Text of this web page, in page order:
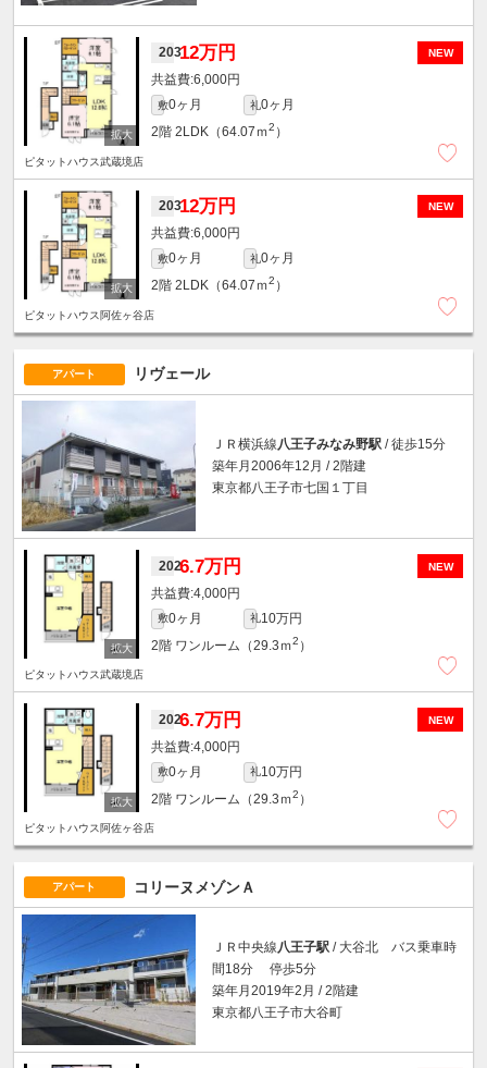
NEW
20312万円
6,000円
敷0ヶ月 礼0ヶ月
2階 2LDK（64.07ｍ2 ）
ピタットハウス武蔵境店
NEW
20312万円
6,000円
敷0ヶ月 礼0ヶ月
2階 2LDK（64.07ｍ2 ）
ピタットハウス阿佐ヶ谷店
アパート リヴェール
ＪＲ横浜線八王子みなみ野駅 / 徒歩15分
築年月2006年12月 / 2階建
東京都八王子市七国１丁目
NEW
2026.7万円
4,000円
敷0ヶ月 礼10万円
2階 ワンルーム（29.3ｍ2 ）
ピタットハウス武蔵境店
NEW
2026.7万円
4,000円
敷0ヶ月 礼10万円
2階 ワンルーム（29.3ｍ2 ）
ピタットハウス阿佐ヶ谷店
アパート コリーヌメゾンＡ
ＪＲ中央線八王子駅 / 大谷北 バス乗車時
間18分 停歩5分
築年月2019年2月 / 2階建
東京都八王子市大谷町